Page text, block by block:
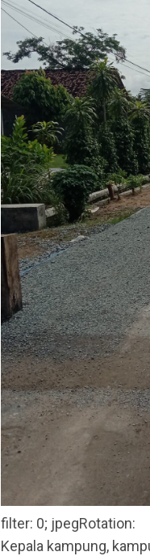
filter: 0; jpegRotation:
Kepala kampung,